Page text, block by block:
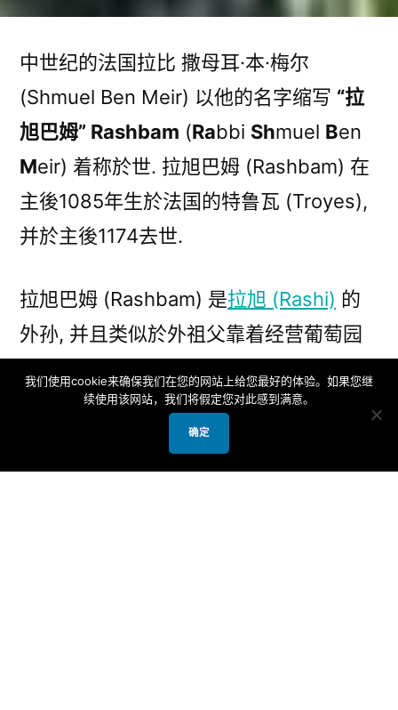
的
犹
太
拉
比
拉
Rashbam
中世纪的法国拉比 撒母耳·本·梅尔
(Shmuel Ben Meir) 以他的名字缩写 “拉
旭巴姆” Rashbam (Rabbi Shmuel Ben
Meir) 着称於世. 拉旭巴姆 (Rashbam) 在
主後1085年生於法国的特鲁瓦 (Troyes),
并於主後1174去世.
拉旭巴姆 (Rashbam) 是拉旭 (Rashi) 的
外孙, 并且类似於外祖父靠着经营葡萄园
养羊为生. 拉旭巴姆 (Rashbam) 以虔诚而
闻名, 并且积极捍卫犹太人和犹太教, 屡屡
在基督教会领袖为了证明取代神学和羞辱
我们使用cookie来确保我们在您的网站上给您最好的体验。如果您继
续使用该网站，我们将假定您对此感到满意。
确定